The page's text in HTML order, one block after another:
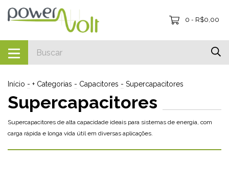
0 - R$0,00
Início - + Categorias - Capacitores - Supercapacitores
Supercapacitores
Supercapacitores de alta capacidade ideais para sistemas de energia, com
carga rápida e longa vida útil em diversas aplicações.